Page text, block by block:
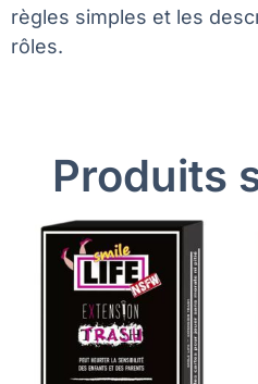
règles simples et les
rôles.
Produits